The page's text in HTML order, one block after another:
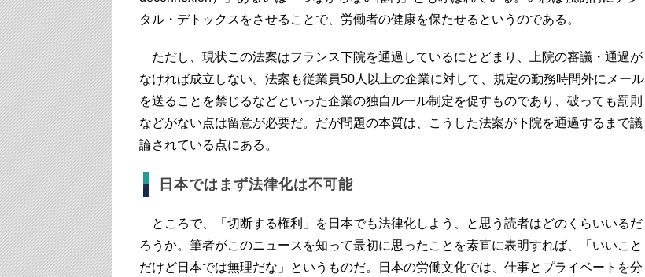
タル・デトックスをさせることで、労働者の健康を保たせるというのである。
ただし、現状この法案はフランス下院を通過しているにとどまり、上院の審議・通過が
なければ成立しない。法案も従業員50人以上の企業に対して、規定の勤務時間外にメール
を送ることを禁じるなどといった企業の独自ルール制定を促すものであり、破っても罰則
などがない点は留意が必要だ。だが問題の本質は、こうした法案が下院を通過するまで議
論されている点にある。
日本ではまず法律化は不可能
ところで、「切断する権利」を日本でも法律化しよう、と思う読者はどのくらいいるだ
ろうか。筆者がこのニュースを知って最初に思ったことを素直に表明すれば、「いいこと
だけど日本では無理だな」というものだ。日本の労働文化では、仕事とプライベートを分